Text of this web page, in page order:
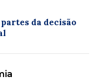
da decisão